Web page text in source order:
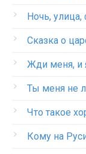
Ночь, улица,
Сказка о
Жди меня, и
Ты меня не
Что такое
Кому на